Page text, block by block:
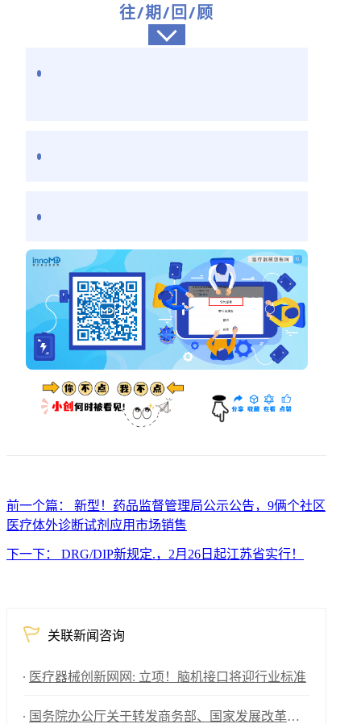
往/期/回/顾
前一个篇： 新型！药品监督管理局公示公告，9俩个社区
医疗体外诊断试剂应用市场销售
下一下： DRG/DIP新规定.，2月26日起江苏省实行！
关联新闻咨询
医疗器械创新网网: 立项！脑机接口将迎行业标准
国务院办公厅关于转发商务部、国家发展改革委《2025年稳外资行动方案》的通知